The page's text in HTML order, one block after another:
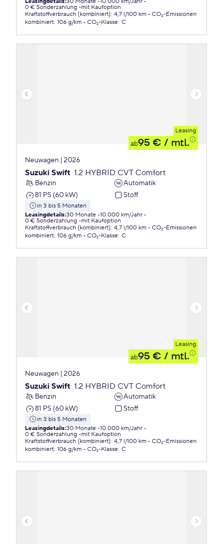
0 € Sonderzahlung
mit Kaufoption
Kraftstoffverbrauch (kombiniert): 4,7 l/100 km
CO₂-Emissionen
kombiniert: 106 g/km CO₂-Klasse: C
Leasing
ab95 € / mtl.
Neuwagen | 2026
Suzuki Swift 1.2 HYBRID CVT Comfort
Benzin
Automatik
81 PS (60 kW)
Stoff
in 3 bis 5 Monaten
Leasingdetails:30 Monate 10.000 km/Jahr
0 € Sonderzahlung
mit Kaufoption
Kraftstoffverbrauch (kombiniert): 4,7 l/100 km
CO₂-Emissionen
kombiniert: 106 g/km CO₂-Klasse: C
Leasing
ab95 € / mtl.
Neuwagen | 2026
Suzuki Swift 1.2 HYBRID CVT Comfort
Benzin
Automatik
81 PS (60 kW)
Stoff
in 3 bis 5 Monaten
Leasingdetails:30 Monate 10.000 km/Jahr
0 € Sonderzahlung
mit Kaufoption
Kraftstoffverbrauch (kombiniert): 4,7 l/100 km
CO₂-Emissionen
kombiniert: 106 g/km CO₂-Klasse: C